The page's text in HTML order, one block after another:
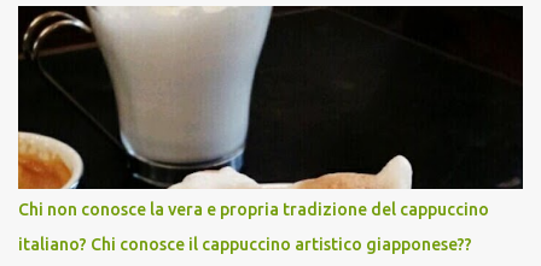
également la créativité . Par ailleurs, une étude Ifop/Babbel prouve
que l’âge n’est pas une barrière pour apprendre une langue
étrangère /.../ 85 % des seniors se disent encore capables
d’apprendre une langue étrangère, 91 % d’entre eux estiment
même que c’est l’une des meilleures façons de rester alerte
mentalement./...De plus i ls disposent de certains atouts que l’on
acquiert avec les années. A lors, qu'attendez-vous pour vous y
mettre vous aussi?! Italiano, English?
https://www.silvereco.fr/lage-loin-detre-une-barriere-pour-
Chi non conosce la vera e propria tradizione del cappuccino
italiano? Chi conosce il cappuccino artistico giapponese??